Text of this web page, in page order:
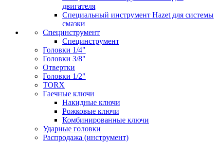
двигателя
Специальный инструмент Hazet для системы
смазки
Специнструмент
Специнструмент
Головки 1/4"
Головки 3/8"
Отвертки
Головки 1/2"
TORX
Гаечные ключи
Накидные ключи
Рожковые ключи
Комбинированные ключи
Ударные головки
Распродажа (инструмент)